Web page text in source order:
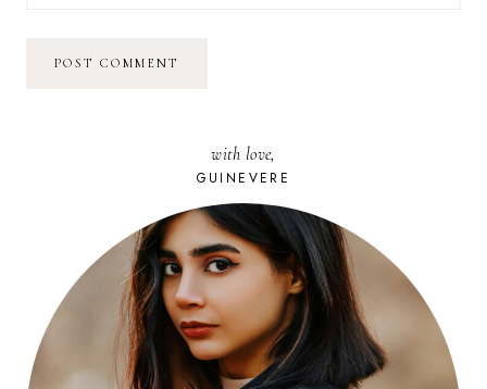
with love,
GUINEVERE